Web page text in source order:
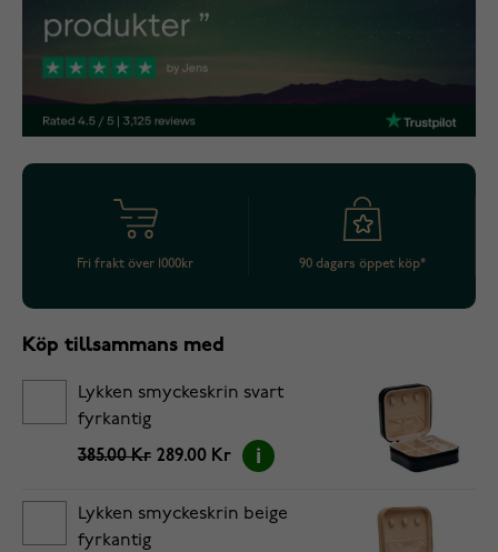
Fri frakt över 1000kr 90 dagars öppet köp*
Köp tillsammans med
Lykken smyckeskrin svart
fyrkantig
385.00 Kr 289.00 Kr
Lykken smyckeskrin beige
fyrkantig